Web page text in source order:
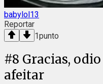
babylol13
Reportar
1punto
#8 Gracias,
afeitar